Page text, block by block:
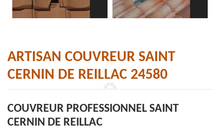
ARTISAN COUVREUR SAINT
CERNIN DE REILLAC 24580
COUVREUR PROFESSIONNEL SAINT
CERNIN DE REILLAC